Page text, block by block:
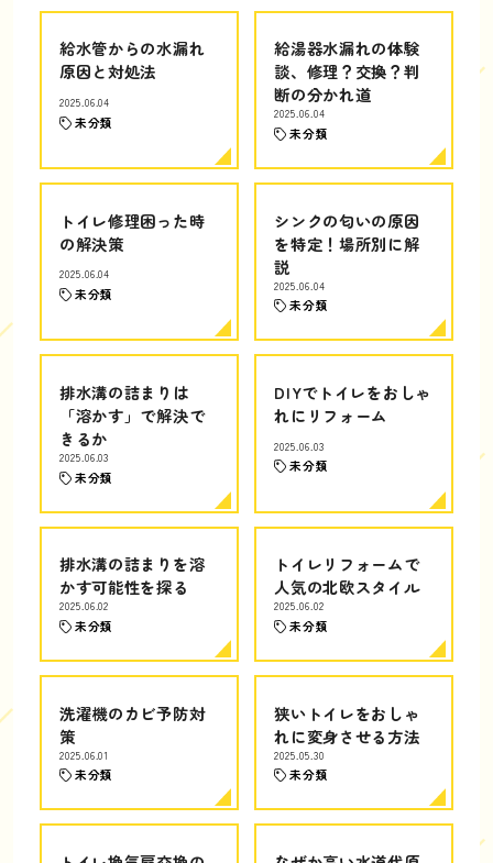
給水管からの水漏れ
原因と対処法
2025.06.04
未分類
給湯器水漏れの体験
談、修理？交換？判
断の分かれ道
2025.06.04
未分類
トイレ修理困った時
の解決策
2025.06.04
未分類
シンクの匂いの原因
を特定！場所別に解
説
2025.06.04
未分類
排水溝の詰まりは
「溶かす」で解決で
きるか
2025.06.03
未分類
DIYでトイレをおしゃ
れにリフォーム
2025.06.03
未分類
排水溝の詰まりを溶
かす可能性を探る
2025.06.02
未分類
トイレリフォームで
人気の北欧スタイル
2025.06.02
未分類
洗濯機のカビ予防対
策
2025.06.01
未分類
狭いトイレをおしゃ
れに変身させる方法
2025.05.30
未分類